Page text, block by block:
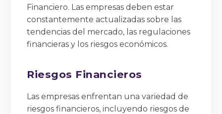
Financiero. Las empresas deben estar
constantemente actualizadas sobre las
tendencias del mercado, las regulaciones
financieras y los riesgos económicos.
Riesgos Financieros
Las empresas enfrentan una variedad de
riesgos financieros, incluyendo riesgos de